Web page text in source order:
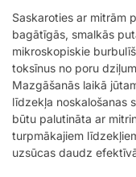
Saskaroties ar mitrām
bagātīgās, smalkās
mikroskopiskie
toksīnus no poru
Mazgāšanās laikā
līdzekļa noskalošanas
būtu palutināta ar
turpmākajiem
uzsūcas daudz